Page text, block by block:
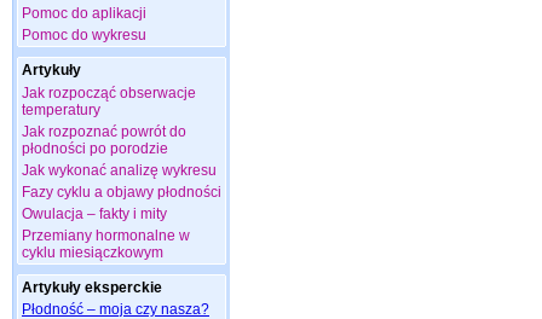
Pomoc do aplikacji
Pomoc do wykresu
Artykuły
Jak rozpocząć obserwacje
temperatury
Jak rozpoznać powrót do
płodności po porodzie
Jak wykonać analizę wykresu
Fazy cyklu a objawy płodności
Owulacja – fakty i mity
Przemiany hormonalne w
cyklu miesiączkowym
Artykuły eksperckie
Płodność – moja czy nasza?